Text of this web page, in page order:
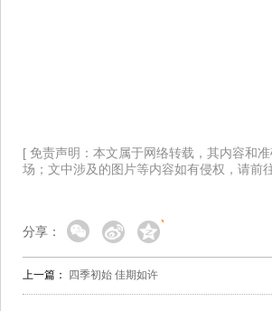
[ 免责声明：本文属于网络转载，其内容和
场；文中涉及的图片等内容如有侵权，请前
分享：
上一篇： 四季初始 佳期如许